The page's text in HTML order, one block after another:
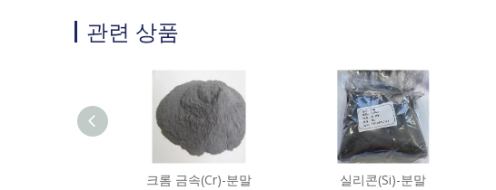
관련 상품
크롬 금속(Cr)-분말 실리콘(Si)-분말